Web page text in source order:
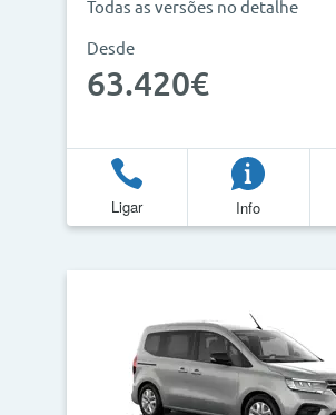
Todas as versões no detalhe
Desde
63.420€
Ligar Info